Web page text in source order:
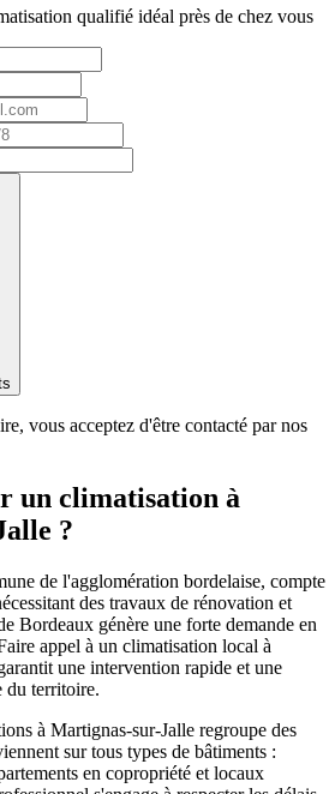
qualifié idéal près de chez vous
vous acceptez d'être contacté par nos
un climatisation à
?
de l'agglomération bordelaise, compte
des travaux de rénovation et
Bordeaux génère une forte demande en
appel à un climatisation local à
une intervention rapide et une
du territoire.
à Martignas-sur-Jalle regroupe des
sur tous types de bâtiments :
en copropriété et locaux